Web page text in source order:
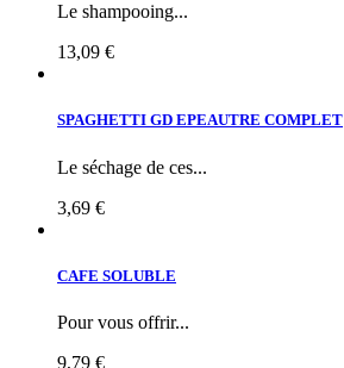
Le shampooing...
13,09 €
SPAGHETTI GD EPEAUTRE COMPLET
Le séchage de ces...
3,69 €
CAFE SOLUBLE
Pour vous offrir...
9,79 €